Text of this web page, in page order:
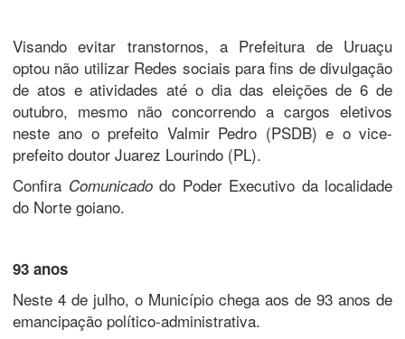
Visando evitar transtornos, a Prefeitura de Uruaçu
optou não utilizar Redes sociais para fins de divulgação
de atos e atividades até o dia das eleições de 6 de
outubro, mesmo não concorrendo a cargos eletivos
neste ano o prefeito Valmir Pedro (PSDB) e o vice-
prefeito doutor Juarez Lourindo (PL).
Confira Comunicadodo Poder Executivo da localidade
do Norte goiano.
93 anos
Neste 4 de julho, o Município chega aos de 93 anos de
emancipação político-administrativa.